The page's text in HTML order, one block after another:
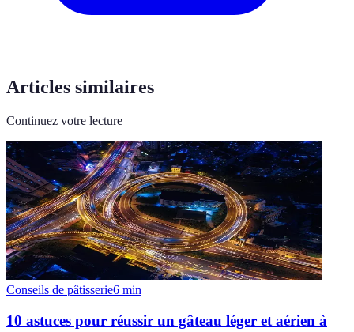
Articles similaires
Continuez votre lecture
Conseils de pâtisserie6 min
10 astuces pour réussir un gâteau léger et aérien à